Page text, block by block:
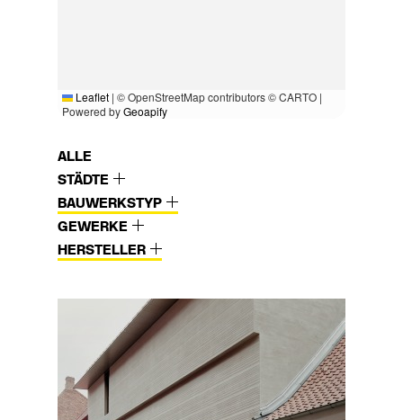
Leaflet | © OpenStreetMap contributors © CARTO |
Powered byGeoapify
ALLE
STÄDTE
BAUWERKSTYP
GEWERKE
HERSTELLER